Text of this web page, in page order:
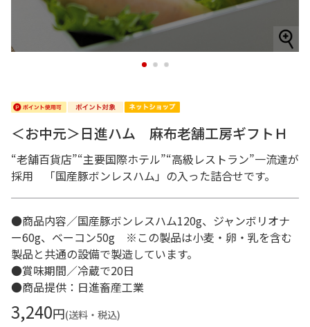
1 2 3
＜お中元＞日進ハム 麻布老舗工房ギフトＨ
“老舗百貨店”“主要国際ホテル”“高級レストラン”一流達が
採用 「国産豚ボンレスハム」の入った詰合せです。
●商品内容／国産豚ボンレスハム120g、ジャンボリオナ
ー60g、ベーコン50g ※この製品は小麦・卵・乳を含む
製品と共通の設備で製造しています。
●賞味期間／冷蔵で20日
●商品提供：日進畜産工業
3,240円(送料・税込)